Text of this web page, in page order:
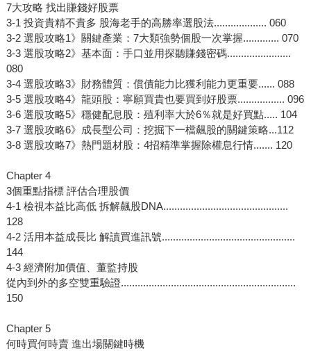
7大攻略 找出賺錢好股票
3-1 投資貴精不貴多 股海老手的高勝率選股法................... 060
3-2 選股攻略1》關鍵產業：7大類強勢個股一次掌握............. 070
3-3 選股攻略2》基本面：手口並用探聽賺錢密碼.......................
080
3-4 選股攻略3》財務體質：償債能力比獲利能力更重要...... 088
3-5 選股攻略4》龍頭股：寧願買貴也要買到好股票................. 096
3-6 選股攻略5》穩健配息股：殖利率大於6％就是好買點..... 104
3-7 選股攻略6》成長型公司：挖掘下一檔飆股的關鍵策略...112
3-8 選股攻略7》熱門題材股：4招精準掌握除權息行情....... 120
Chapter 4
3個重點指標 評估合理股價
4-1 檢視本益比高低 拆解飆股DNA.............................................
128
4-2 活用本益成長比 解讀買進訊號................................................
144
4-3 經濟附加價值、董監持股
從內到外的多空雙重驗證...............................................................
150
Chapter 5
何時買何時賣 進出場關鍵時機